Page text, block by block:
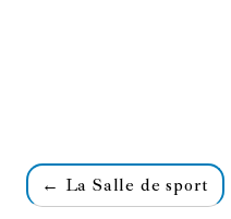
← La Salle de sport